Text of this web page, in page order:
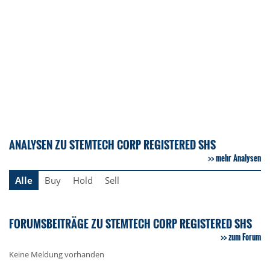
ANALYSEN ZU STEMTECH CORP REGISTERED SHS
mehr Analysen
Alle
Buy Hold Sell
FORUMSBEITRÄGE ZU STEMTECH CORP REGISTERED SHS
zum Forum
Keine Meldung vorhanden